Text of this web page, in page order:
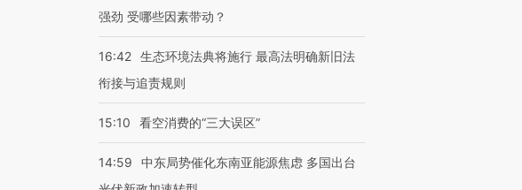
强劲 受哪些因素带动？
16:42 生态环境法典将施行 最高法明确新旧法
衔接与追责规则
15:10 看空消费的“三大误区”
14:59
中东局势催化东南亚能源焦虑 多国出台